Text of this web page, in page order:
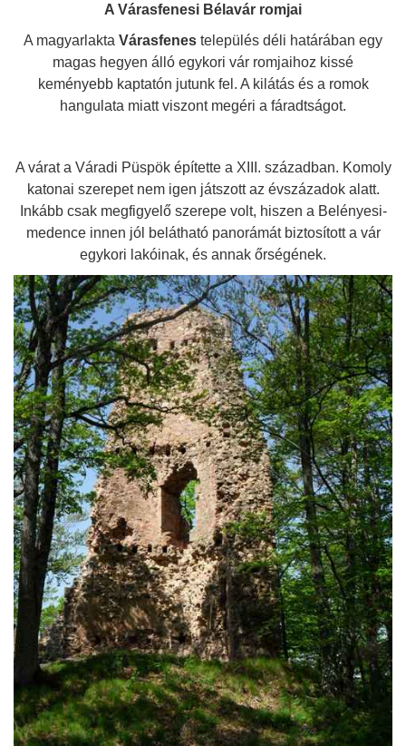
A Várasfenesi Bélavár romjai
A magyarlakta Várasfenes település déli határában egy
magas hegyen álló egykori vár romjaihoz kissé
keményebb kaptatón jutunk fel. A kilátás és a romok
hangulata miatt viszont megéri a fáradtságot.
A várat a Váradi Püspök építette a XIII. században. Komoly
katonai szerepet nem igen játszott az évszázadok alatt.
Inkább csak megfigyelő szerepe volt, hiszen a Belényesi-
medence innen jól belátható panorámát biztosított a vár
egykori lakóinak, és annak őrségének.